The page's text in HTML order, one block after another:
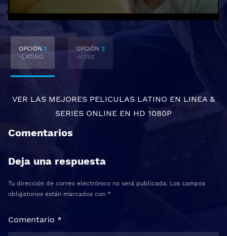
OPCIÓN 1
-LATINO
OPCIÓN 2
-VOSE
VER LAS MEJORES PELICULAS LATINO EN LINEA &
SERIES ONLINE EN HD 1080P
Comentarios
Deja una respuesta
Tu dirección de correo electrónico no será publicada. Los campos
obligatorios están marcados con *
Comentario *